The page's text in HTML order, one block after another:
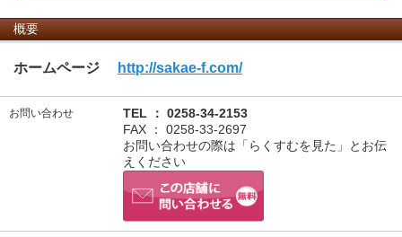
概要
ホームページ http://sakae-f.com/
お問い合わせ
TEL ： 0258-34-2153
FAX ： 0258-33-2697
お問い合わせの際は「らくすむを見た」とお伝
えください